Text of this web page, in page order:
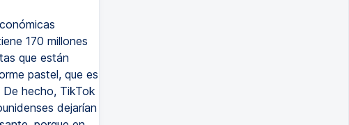
170 millones
que están
pastel, que es
hecho, TikTok
dejarían